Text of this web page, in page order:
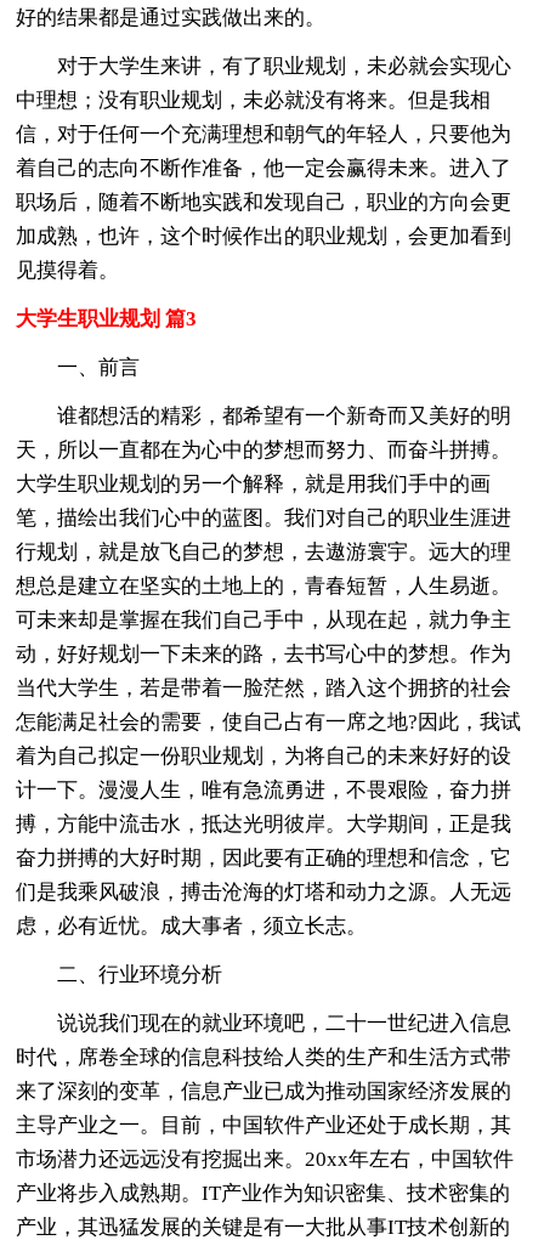
好的结果都是通过实践做出来的。
对于大学生来讲，有了职业规划，未必就会实现心
中理想；没有职业规划，未必就没有将来。但是我相
信，对于任何一个充满理想和朝气的年轻人，只要他为
着自己的志向不断作准备，他一定会赢得未来。进入了
职场后，随着不断地实践和发现自己，职业的方向会更
加成熟，也许，这个时候作出的职业规划，会更加看到
见摸得着。
大学生职业规划 篇3
一、前言
谁都想活的精彩，都希望有一个新奇而又美好的明
天，所以一直都在为心中的梦想而努力、而奋斗拼搏。
大学生职业规划的另一个解释，就是用我们手中的画
笔，描绘出我们心中的蓝图。我们对自己的职业生涯进
行规划，就是放飞自己的梦想，去遨游寰宇。远大的理
想总是建立在坚实的土地上的，青春短暂，人生易逝。
可未来却是掌握在我们自己手中，从现在起，就力争主
动，好好规划一下未来的路，去书写心中的梦想。作为
当代大学生，若是带着一脸茫然，踏入这个拥挤的社会
怎能满足社会的需要，使自己占有一席之地?因此，我试
着为自己拟定一份职业规划，为将自己的未来好好的设
计一下。漫漫人生，唯有急流勇进，不畏艰险，奋力拼
搏，方能中流击水，抵达光明彼岸。大学期间，正是我
奋力拼搏的大好时期，因此要有正确的理想和信念，它
们是我乘风破浪，搏击沧海的灯塔和动力之源。人无远
虑，必有近忧。成大事者，须立长志。
二、行业环境分析
说说我们现在的就业环境吧，二十一世纪进入信息
时代，席卷全球的信息科技给人类的生产和生活方式带
来了深刻的变革，信息产业已成为推动国家经济发展的
主导产业之一。目前，中国软件产业还处于成长期，其
市场潜力还远远没有挖掘出来。20xx年左右，中国软件
产业将步入成熟期。IT产业作为知识密集、技术密集的
产业，其迅猛发展的关键是有一大批从事IT技术创新的